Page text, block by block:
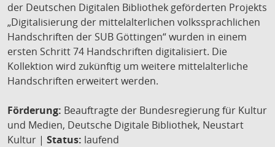
der Deutschen Digitalen Bibliothek geförderten Projekts
„Digitalisierung der mittelalterlichen volkssprachlichen
Handschriften der SUB Göttingen“ wurden in einem
ersten Schritt 74 Handschriften digitalisiert. Die
Kollektion wird zukünftig um weitere mittelalterliche
Handschriften erweitert werden.
Förderung: Beauftragte der Bundesregierung für Kultur
und Medien, Deutsche Digitale Bibliothek, Neustart
Kultur | Status: laufend